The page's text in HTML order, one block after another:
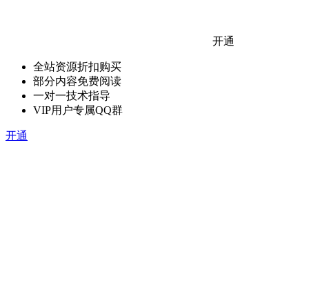
开通
全站资源折扣购买
部分内容免费阅读
一对一技术指导
VIP用户专属QQ群
开通